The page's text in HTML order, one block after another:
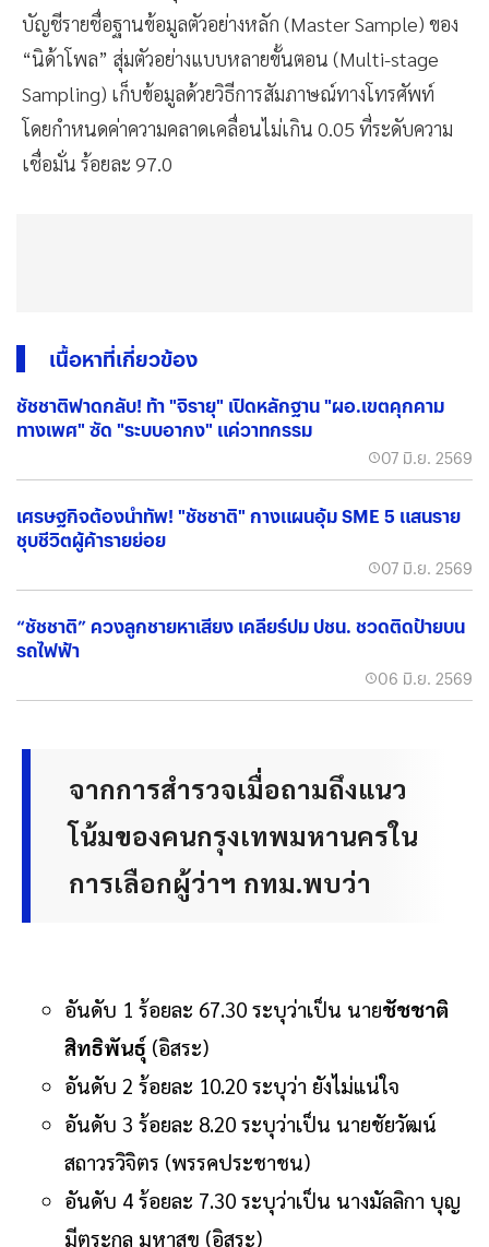
การสำรวจอาศัยการสุ่มตัวอย่างโดยใช้ความน่าจะเป็นจาก
บัญชีรายชื่อฐานข้อมูลตัวอย่างหลัก (Master Sample) ของ
“นิด้าโพล” สุ่มตัวอย่างแบบหลายขั้นตอน (Multi-stage
Sampling) เก็บข้อมูลด้วยวิธีการสัมภาษณ์ทางโทรศัพท์
โดยกำหนดค่าความคลาดเคลื่อนไม่เกิน 0.05 ที่ระดับความ
เนื้อหาที่เกี่ยวข้อง
ชัชชาติฟาดกลับ! ท้า "จิรายุ" เปิดหลักฐาน "ผอ.เขตคุกคาม
เศรษฐกิจต้องนำทัพ! "ชัชชาติ" กางแผนอุ้ม SME 5 แสนราย
“ชัชชาติ” ควงลูกชายหาเสียง เคลียร์ปม ปชน. ชวดติดป้ายบน
จากการสำรวจเมื่อถามถึงแนว
โน้มของคนกรุงเทพมหานครใน
อันดับ 1 ร้อยละ 67.30 ระบุว่าเป็น นาย
สิทธิพันธุ์(อิสระ)
อันดับ 2 ร้อยละ 10.20 ระบุว่า ยังไม่แน่ใจ
อันดับ 3 ร้อยละ 8.20 ระบุว่าเป็น นายชัยวัฒน์
สถาวรวิจิตร (พรรคประชาชน)
อันดับ 4 ร้อยละ 7.30 ระบุว่าเป็น นางมัลลิกา บุญ